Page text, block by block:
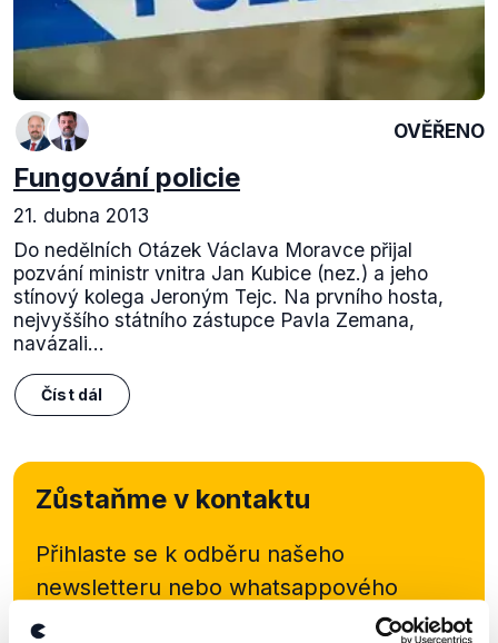
OVĚŘENO
Fungování policie
21. dubna 2013
Do nedělních Otázek Václava Moravce přijal
pozvání ministr vnitra Jan Kubice (nez.) a jeho
stínový kolega Jeroným Tejc. Na prvního hosta,
nejvyššího státního zástupce Pavla Zemana,
navázali...
Číst dál
Zůstaňme v kontaktu
Přihlaste se k odběru našeho
newsletteru nebo whatsappového
kanálu, kde pravidelně přinášíme